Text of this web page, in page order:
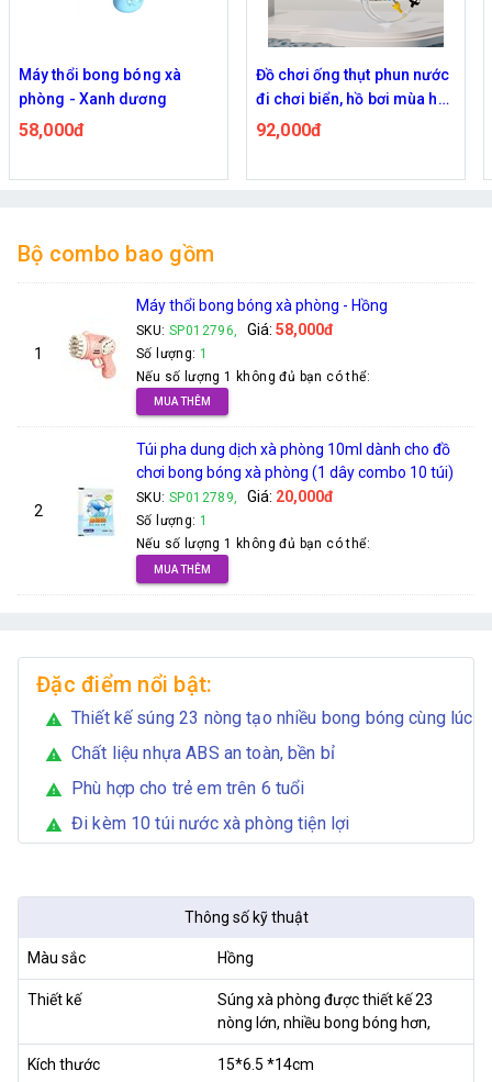
Máy thổi bong bóng xà
phòng - Xanh dương
58,000đ
Đồ chơi ống thụt phun nước
đi chơi biển, hồ bơi mùa hè,
lễ hội té nước kích thước lớn
92,000đ
Bộ combo bao gồm
1
Máy thổi bong bóng xà phòng - Hồng
SKU: SP012796, Giá: 58,000đ
Số lượng: 1
Nếu số lượng 1 không đủ bạn có thể:
MUA THÊM
2
Túi pha dung dịch xà phòng 10ml dành cho đồ
chơi bong bóng xà phòng (1 dây combo 10 túi)
SKU: SP012789, Giá: 20,000đ
Số lượng: 1
Nếu số lượng 1 không đủ bạn có thể:
MUA THÊM
Đặc điểm nổi bật:
warning Thiết kế súng 23 nòng tạo nhiều bong bóng cùng lúc
warning Chất liệu nhựa ABS an toàn, bền bỉ
warning Phù hợp cho trẻ em trên 6 tuổi
warning Đi kèm 10 túi nước xà phòng tiện lợi
Thông số kỹ thuật
Màu sắc Hồng
Thiết kế
Súng xà phòng được thiết kế 23
nòng lớn, nhiều bong bóng hơn,
Kích thước 15*6.5 *14cm